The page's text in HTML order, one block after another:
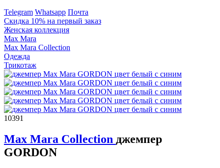
Telegram Whatsapp Почта
Скидка 10% на первый заказ
Женская коллекция
Max Mara
Max Mara Collection
Одежда
Трикотаж
10391
Max Mara Collection джемпер
GORDON